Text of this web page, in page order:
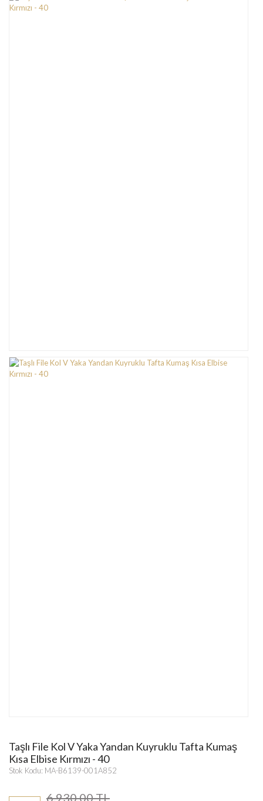
Taşlı File Kol V Yaka Yandan Kuyruklu Tafta Kumaş
Kısa Elbise Kırmızı - 40
Stok Kodu: MA-B6139-001A852
6.930,00 TL